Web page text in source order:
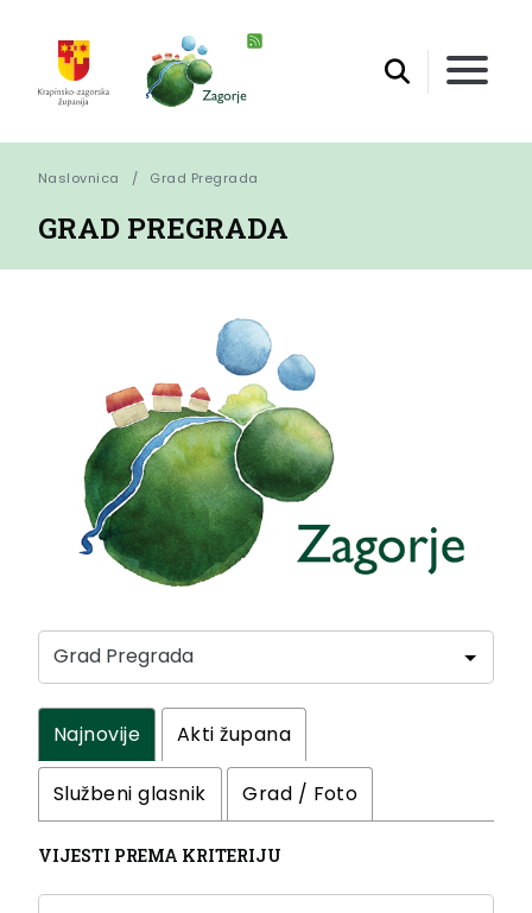
Naslovnica Grad Pregrada
GRAD PREGRADA
Najnovije Akti župana
Službeni glasnik Grad / Foto
VIJESTI PREMA KRITERIJU